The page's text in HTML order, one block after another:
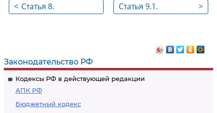
Законодательство РФ
Кодексы РФ в действующей редакции
АПК РФ
Бюджетный кодекс
< Статья 8.
>
Статья 9.1.
экспертизы
нормативных
правовых актов